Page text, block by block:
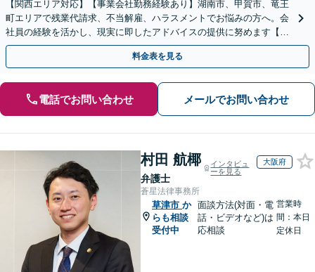
【関西エリア対応】【事業会社勤務経験あり】湖南市、甲賀市、竜王
町エリアで残業代請求、不当解雇、ハラスメントでお悩みの方へ。会
社員の経験を活かし、現実に即したアドバイスの提供に努めます【労
使双方に対応】【Web面談OK】
料金表を見る
電話でお問い合わせ メールでお問い合わせ
村田 航椰
弁護士
インタビュ
ーを見る
大阪府
蒼星法律事務所
草津市 か
らも相談
受付中
面談方法(対面・電
話・ビデオなど)は
応相談
営業時
間：本日
定休日